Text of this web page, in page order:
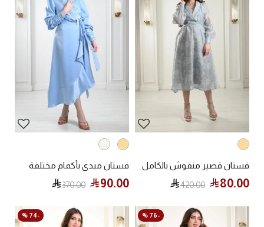
فستان قصير منقوش بالكامل
80.00
420.00
فستان ميدي بأكمام مختلفة
90.00
370.00
-76 %
-74 %